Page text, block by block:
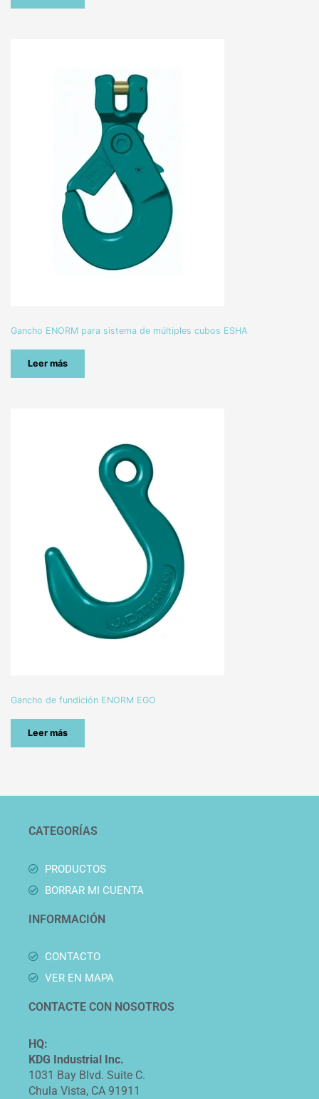
Gancho ENORM para sistema de múltiples cubos ESHA
Leer más
Gancho de fundición ENORM EGO
Leer más
CATEGORÍAS
PRODUCTOS
BORRAR MI CUENTA
INFORMACIÓN
CONTACTO
VER EN MAPA
CONTACTE CON NOSOTROS
HQ:
KDG Industrial Inc.
1031 Bay Blvd. Suite C.
Chula Vista, CA 91911